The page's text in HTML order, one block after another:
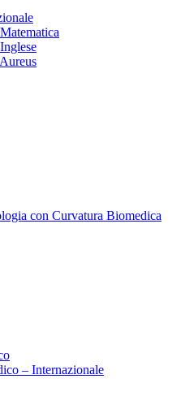
con Curvatura Biomedica
– Internazionale